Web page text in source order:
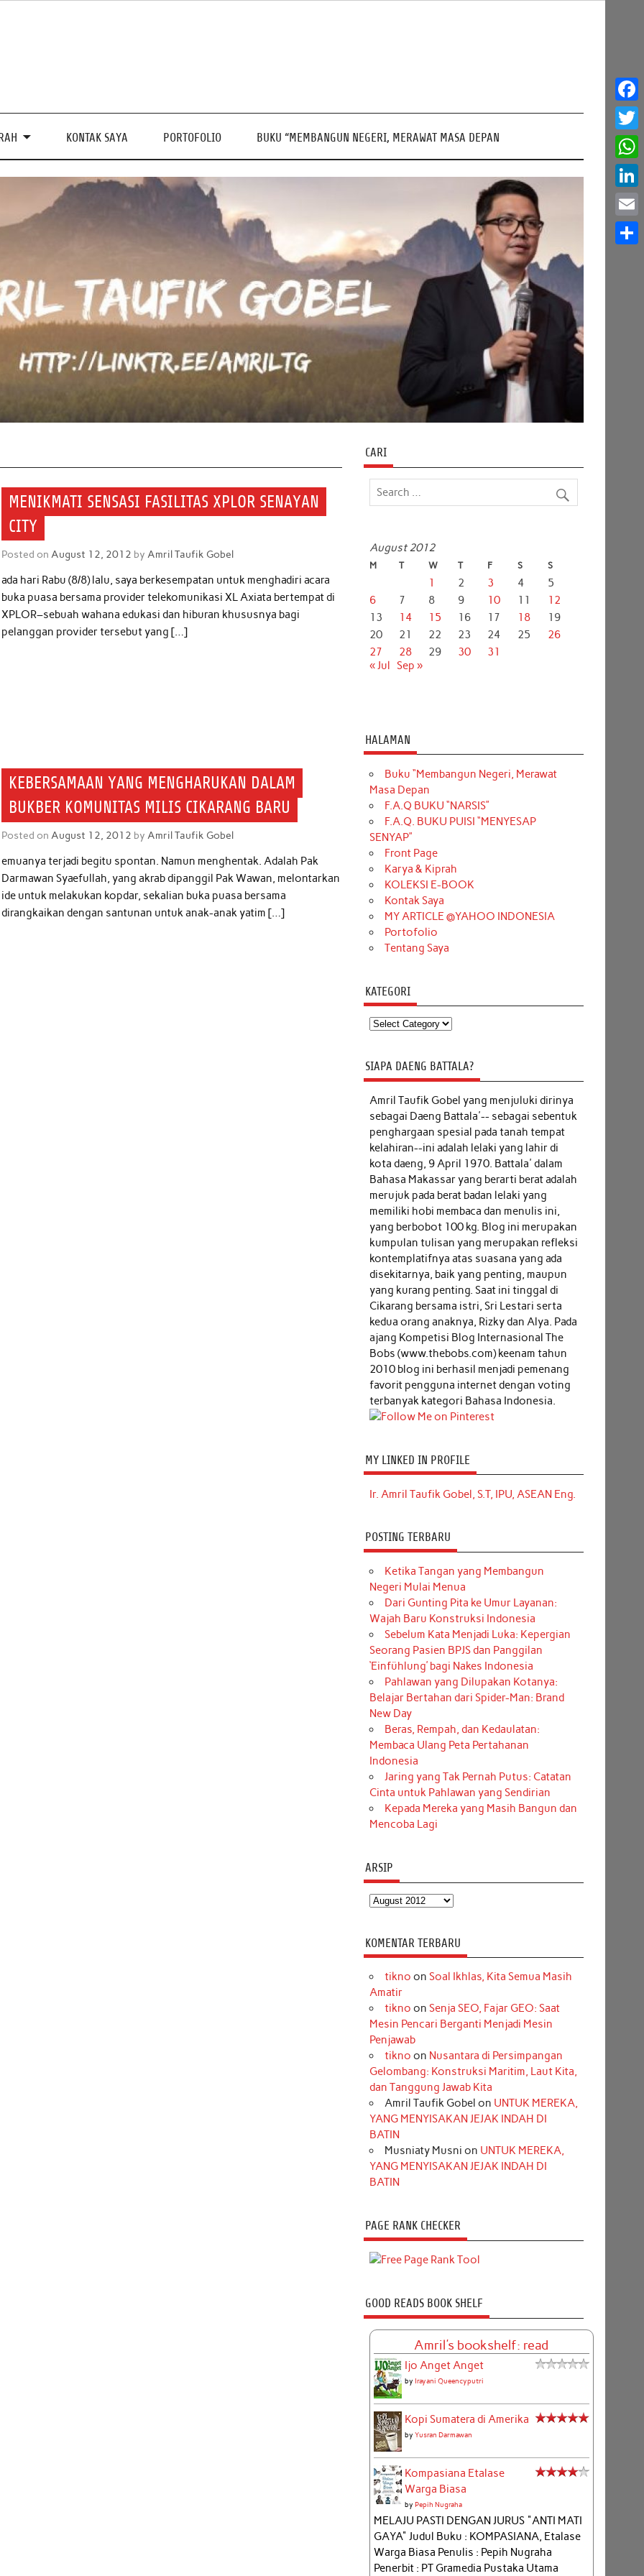
KONTAK SAYA PORTOFOLIO BUKU “MEMBANGUN NEGERI, MERAWAT MASA DEPAN
MENIKMATI SENSASI FASILITAS XPLOR SENAYAN
CITY
Posted onAugust 12, 2012 byAmril Taufik Gobel
ada hari Rabu (8/8) lalu, saya berkesempatan untuk menghadiri acara
buka puasa bersama provider telekomunikasi XL Axiata bertempat di
XPLOR–sebuah wahana edukasi dan hiburan khususnya bagi
pelanggan provider tersebut yang […]
KEBERSAMAAN YANG MENGHARUKAN DALAM
BUKBER KOMUNITAS MILIS CIKARANG BARU
Posted onAugust 12, 2012 byAmril Taufik Gobel
emuanya terjadi begitu spontan. Namun menghentak. Adalah Pak
Darmawan Syaefullah, yang akrab dipanggil Pak Wawan, melontarkan
ide untuk melakukan kopdar, sekalian buka puasa bersama
dirangkaikan dengan santunan untuk anak-anak yatim […]
CARI
August 2012
M T W T F S S
1 2 3 4
5
6
7 8 9 10 11
12
13
14 15 16 17 18
19
20
21 22 23 24 25
26
27
28 29 30
31
« Jul Sep »
HALAMAN
Buku “Membangun Negeri, Merawat
Masa Depan
F.A.Q BUKU “NARSIS”
F.A.Q. BUKU PUISI “MENYESAP
SENYAP”
Front Page
Karya & Kiprah
KOLEKSI E-BOOK
Kontak Saya
MY ARTICLE @YAHOO INDONESIA
Portofolio
Tentang Saya
KATEGORI
Kategori
SIAPA DAENG BATTALA?
Amril Taufik Gobel yang menjuluki dirinya
sebagai Daeng Battala'-- sebagai sebentuk
penghargaan spesial pada tanah tempat
kelahiran--ini adalah lelaki yang lahir di
kota daeng, 9 April 1970. Battala' dalam
Bahasa Makassar yang berarti berat adalah
merujuk pada berat badan lelaki yang
memiliki hobi membaca dan menulis ini,
yang berbobot 100 kg. Blog ini merupakan
kumpulan tulisan yang merupakan refleksi
kontemplatifnya atas suasana yang ada
disekitarnya, baik yang penting, maupun
yang kurang penting. Saat ini tinggal di
Cikarang bersama istri, Sri Lestari serta
kedua orang anaknya, Rizky dan Alya. Pada
ajang Kompetisi Blog Internasional The
Bobs (www.thebobs.com) keenam tahun
2010 blog ini berhasil menjadi pemenang
favorit pengguna internet dengan voting
terbanyak kategori Bahasa Indonesia.
MY LINKED IN PROFILE
Ir. Amril Taufik Gobel, S.T, IPU, ASEAN Eng.
POSTING TERBARU
Ketika Tangan yang Membangun
Negeri Mulai Menua
Dari Gunting Pita ke Umur Layanan:
Wajah Baru Konstruksi Indonesia
Sebelum Kata Menjadi Luka: Kepergian
Seorang Pasien BPJS dan Panggilan
‘Einfühlung’ bagi Nakes Indonesia
Pahlawan yang Dilupakan Kotanya:
Belajar Bertahan dari Spider-Man: Brand
New Day
Beras, Rempah, dan Kedaulatan:
Membaca Ulang Peta Pertahanan
Indonesia
Jaring yang Tak Pernah Putus: Catatan
Cinta untuk Pahlawan yang Sendirian
Kepada Mereka yang Masih Bangun dan
Mencoba Lagi
ARSIP
Arsip
KOMENTAR TERBARU
tikno on Soal Ikhlas, Kita Semua Masih
Amatir
tikno on Senja SEO, Fajar GEO: Saat
Mesin Pencari Berganti Menjadi Mesin
Penjawab
tikno on Nusantara di Persimpangan
Gelombang: Konstruksi Maritim, Laut Kita,
dan Tanggung Jawab Kita
Amril Taufik Gobel on UNTUK MEREKA,
YANG MENYISAKAN JEJAK INDAH DI
BATIN
Musniaty Musni on UNTUK MEREKA,
YANG MENYISAKAN JEJAK INDAH DI
BATIN
PAGE RANK CHECKER
GOOD READS BOOK SHELF
Amril's bookshelf: read
Ijo Anget Anget
by Irayani Queencyputri
Kopi Sumatera di Amerika
by Yusran Darmawan
Kompasiana Etalase
Warga Biasa
by Pepih Nugraha
MELAJU PASTI DENGAN JURUS "ANTI MATI
GAYA" Judul Buku : KOMPASIANA, Etalase
Warga Biasa Penulis : Pepih Nugraha
Penerbit : PT Gramedia Pustaka Utama
Email